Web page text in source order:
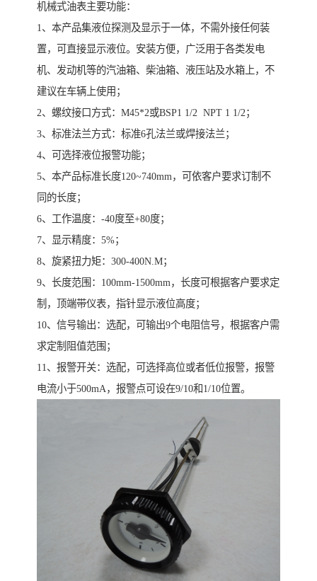
机械式油表主要功能：
1、本产品集液位探测及显示于一体，不需外接任何装
置，可直接显示液位。安装方便，广泛用于各类发电
机、发动机等的汽油箱、柴油箱、液压站及水箱上，不
建议在车辆上使用；
2、螺纹接口方式：M45*2或BSP1 1/2 NPT 1 1/2；
3、标准法兰方式：标准6孔法兰或焊接法兰；
4、可选择液位报警功能；
5、本产品标准长度120~740mm，可依客户要求订制不
同的长度；
6、工作温度：-40度至+80度；
7、显示精度：5%；
8、旋紧扭力矩：300-400N.M；
9、长度范围：100mm-1500mm，长度可根据客户要求定
制，顶端带仪表，指针显示液位高度；
10、信号输出：选配，可输出9个电阻信号，根据客户需
求定制阻值范围；
11、报警开关：选配，可选择高位或者低位报警，报警
电流小于500mA，报警点可设在9/10和1/10位置。